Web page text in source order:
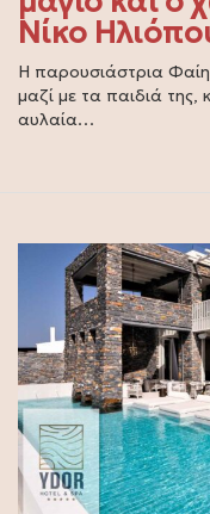
Νίκο
Η παρουσιάστρια Φαίη
μαζί με τα παιδιά
αυλαία…